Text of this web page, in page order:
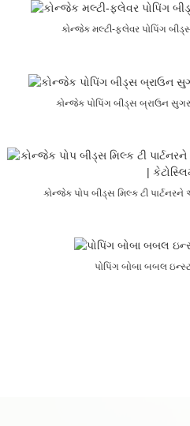
કોન્જેક મલ્ટી-ફ્લેવર પોપિંગ
કોન્જેક પોપિંગ બીડ્સ બ્રાઉન
કોન્જેક પોપ બીડ્સ મિલ્ક ટી
પોપિંગ બોબા બબલ